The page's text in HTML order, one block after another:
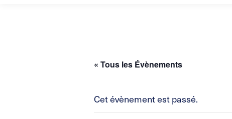
« Tous les Évènements
Cet évènement est passé.